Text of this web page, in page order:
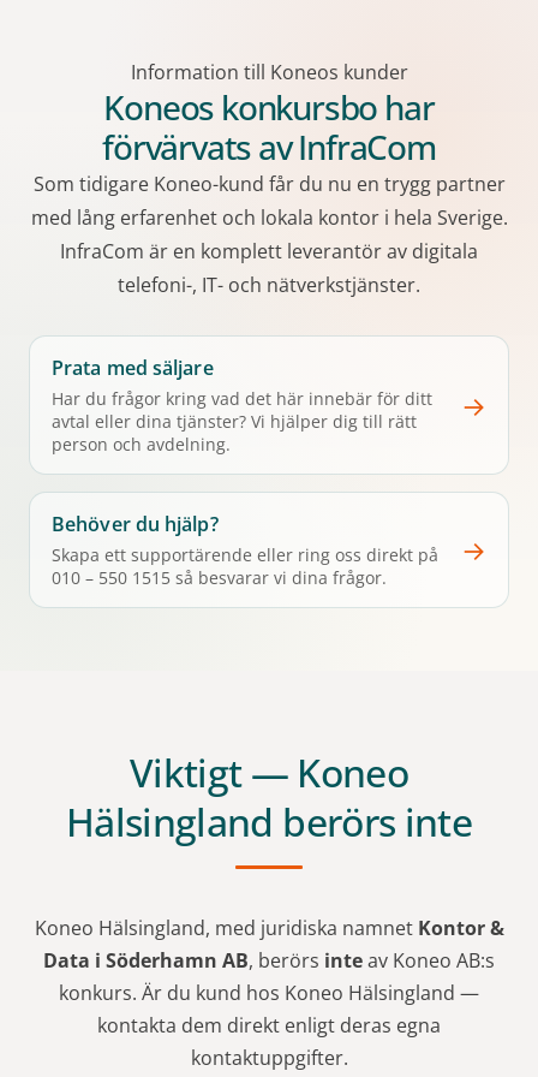
Information till Koneos kunder
Koneos konkursbo har
förvärvats av InfraCom
Som tidigare Koneo-kund får du nu en trygg partner
med lång erfarenhet och lokala kontor i hela Sverige.
InfraCom är en komplett leverantör av digitala
telefoni-, IT- och nätverkstjänster.
Prata med säljare
Har du frågor kring vad det här innebär för ditt
avtal eller dina tjänster? Vi hjälper dig till rätt
person och avdelning.
→
Behöver du hjälp?
Skapa ett supportärende eller ring oss direkt på
010 – 550 1515 så besvarar vi dina frågor.
→
Viktigt — Koneo
Hälsingland berörs inte
Koneo Hälsingland, med juridiska namnet Kontor &
Data i Söderhamn AB, berörs inteav Koneo AB:s
konkurs. Är du kund hos Koneo Hälsingland —
kontakta dem direkt enligt deras egna
kontaktuppgifter.